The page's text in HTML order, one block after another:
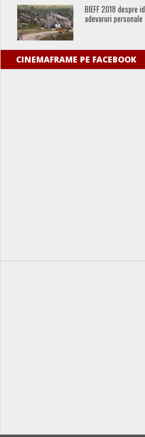
BIEFF 2018 despre
adevaruri personale
CINEMAFRAME PE FACEBOOK